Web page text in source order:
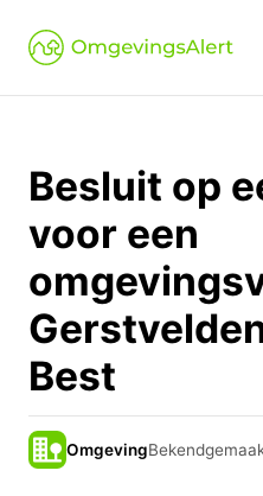
Besluit op
voor een
Best
Omgeving